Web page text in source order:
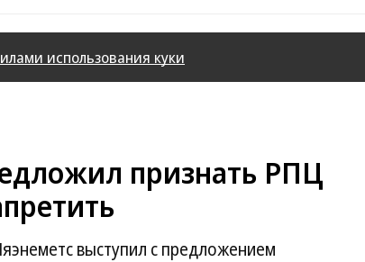
использования куки
признать РПЦ
выступил с предложением